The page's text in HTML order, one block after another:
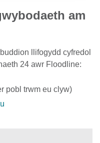
am
llifogydd cyfredol
24 awr Floodline:
pobl trwm eu clyw)